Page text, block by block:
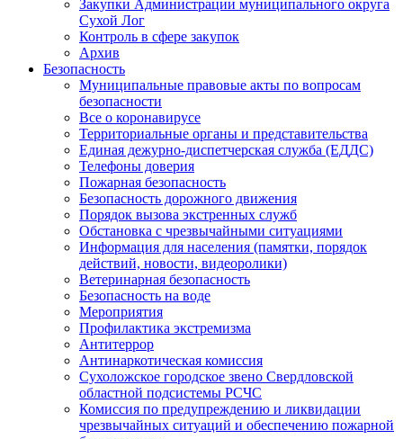
Закупки Администрации муниципального округа
Сухой Лог
Контроль в сфере закупок
Архив
Безопасность
Муниципальные правовые акты по вопросам
безопасности
Все о коронавирусе
Территориальные органы и представительства
Единая дежурно-диспетчерская служба (ЕДДС)
Телефоны доверия
Пожарная безопасность
Безопасность дорожного движения
Порядок вызова экстренных служб
Обстановка с чрезвычайными ситуациями
Информация для населения (памятки, порядок
действий, новости, видеоролики)
Ветеринарная безопасность
Безопасность на воде
Мероприятия
Профилактика экстремизма
Антитеррор
Антинаркотическая комиссия
Сухоложское городское звено Свердловской
областной подсистемы РСЧС
Комиссия по предупреждению и ликвидации
чрезвычайных ситуаций и обеспечению пожарной